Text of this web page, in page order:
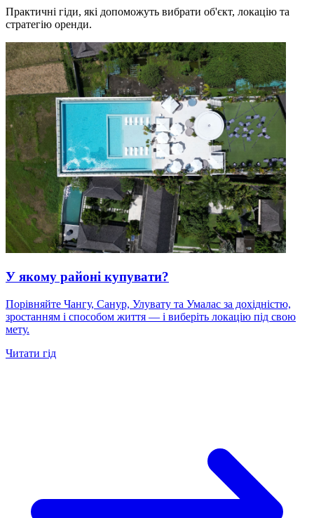
Практичні гіди, які допоможуть вибрати об'єкт, локацію та
стратегію оренди.
У якому районі купувати?
Порівняйте Чангу, Санур, Улувату та Умалас за дохідністю,
зростанням і способом життя — і виберіть локацію під свою
мету.
Читати гід